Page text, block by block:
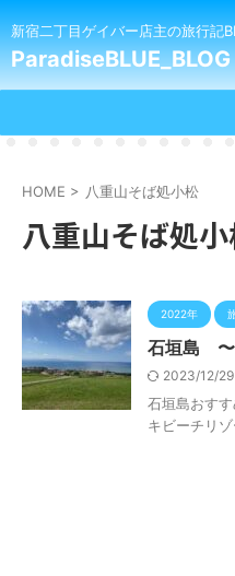
新宿二丁目ゲイバー店主の旅行記
ParadiseBLUE_BLOG
HOME > 八重山そば処小松
八重山そば処
2022年
石垣島 〜
2023/12/29
石垣島おす
キビーチリ